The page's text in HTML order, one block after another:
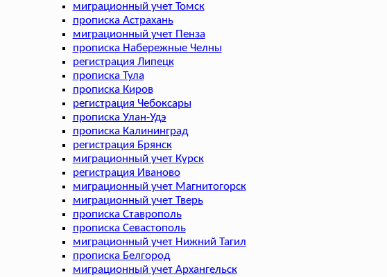
миграционный учет Томск
прописка Астрахань
миграционный учет Пенза
прописка Набережные Челны
регистрация Липецк
прописка Тула
прописка Киров
регистрация Чебоксары
прописка Улан-Удэ
прописка Калининград
регистрация Брянск
миграционный учет Курск
регистрация Иваново
миграционный учет Магнитогорск
миграционный учет Тверь
прописка Ставрополь
прописка Севастополь
миграционный учет Нижний Тагил
прописка Белгород
миграционный учет Архангельск